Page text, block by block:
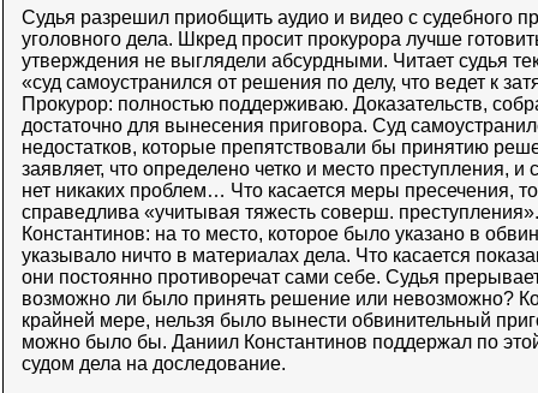
Судья разрешил приобщить аудио и видео с судебного
уголовного дела. Шкред просит прокурора лучше
утверждения не выглядели абсурдными. Читает судья
«суд самоустранился от решения по делу, что ведет к
Прокурор: полностью поддерживаю. Доказательств,
достаточно для вынесения приговора. Суд
недостатков, которые препятствовали бы принятию
заявляет, что определено четко и место преступления,
нет никаких проблем… Что касается меры пресечения,
справедлива «учитывая тяжесть соверш.
Константинов: на то место, которое было указано в
указывало ничто в материалах дела. Что касается
они постоянно противоречат сами себе. Судья
возможно ли было принять решение или невозможно?
крайней мере, нельзя было вынести обвинительный
можно было бы. Даниил Константинов поддержал по
судом дела на доследование.